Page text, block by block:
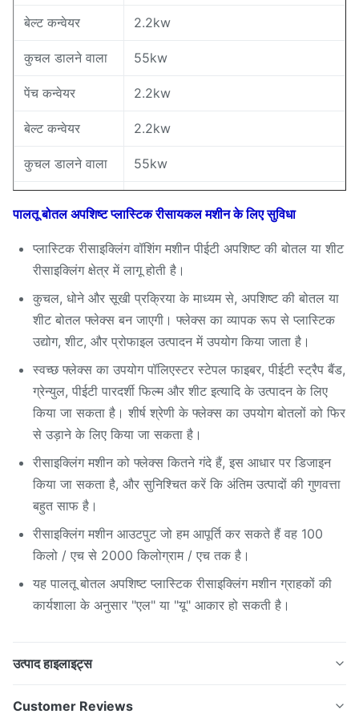
बेल्ट कन्वेयर 2.2kw
कुचल डालने वाला 55kw
पेंच कन्वेयर 2.2kw
बेल्ट कन्वेयर 2.2kw
कुचल डालने वाला 55kw
पेंच कन्वेयर 2.2kw
उच्च गति घर्षण
मशीन
37kw
पेंच कन्वेयर 2.2kw
लंबवत
dewatering
मशीन
110 किलोवाट + 1.5 किलोवाट
सुखाने प्रणाली -1 45kw + 7kw
संक्रमण भंडारण
हॉपर
38kw + 7kw
भंडारण हॉपर 2.2kw
पालतू बोतल अपशिष्ट प्लास्टिक रीसायकल मशीन के लिए सुविधा
प्लास्टिक रीसाइक्लिंग वॉशिंग मशीन पीईटी अपशिष्ट की बोतल या शीट
रीसाइक्लिंग क्षेत्र में लागू होती है।
कुचल, धोने और सूखी प्रक्रिया के माध्यम से, अपशिष्ट की बोतल या
शीट बोतल फ्लेक्स बन जाएगी। फ्लेक्स का व्यापक रूप से प्लास्टिक
उद्योग, शीट, और प्रोफाइल उत्पादन में उपयोग किया जाता है।
स्वच्छ फ्लेक्स का उपयोग पॉलिएस्टर स्टेपल फाइबर, पीईटी स्ट्रैप बैंड,
ग्रेन्युल, पीईटी पारदर्शी फिल्म और शीट इत्यादि के उत्पादन के लिए
किया जा सकता है। शीर्ष श्रेणी के फ्लेक्स का उपयोग बोतलों को फिर
से उड़ाने के लिए किया जा सकता है।
रीसाइक्लिंग मशीन को फ्लेक्स कितने गंदे हैं, इस आधार पर डिजाइन
किया जा सकता है, और सुनिश्चित करें कि अंतिम उत्पादों की गुणवत्ता
बहुत साफ है।
रीसाइक्लिंग मशीन आउटपुट जो हम आपूर्ति कर सकते हैं वह 100
किलो / एच से 2000 किलोग्राम / एच तक है।
यह पालतू बोतल अपशिष्ट प्लास्टिक रीसाइक्लिंग मशीन ग्राहकों की
कार्यशाला के अनुसार "एल" या "यू" आकार हो सकती है।
उत्पाद हाइलाइट्स
Customer Reviews